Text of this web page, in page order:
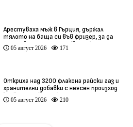
Арестуваха мъж в Гърция, държал
тялото на баща си във фризер, за да
получава пенсията му (видео)
05 август 2026 171
Откриха над 3200 флакона райски газ и
хранителни добавки с неясен произход
край София (видео)
05 август 2026 210